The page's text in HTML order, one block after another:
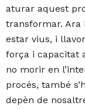
aturar aquest
transformar. Ara
estar vius, i
força i capacitat
no morir en
procés, també
depèn de